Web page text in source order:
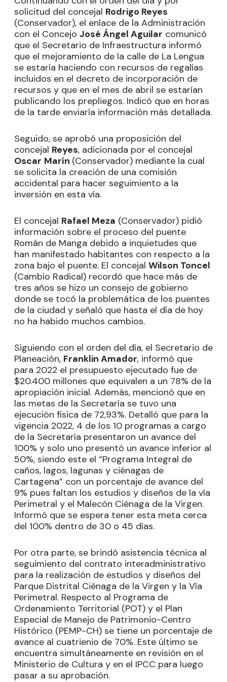
solicitud del concejal Rodrigo Reyes
(Conservador), el enlace de la Administración
con el Concejo José Ángel Aguilar comunicó
que el Secretario de Infraestructura informó
que el mejoramiento de la calle de La Lengua
se estaría haciendo con recursos de regalías
incluidos en el decreto de incorporación de
recursos y que en el mes de abril se estarían
publicando los prepliegos. Indicó que en horas
de la tarde enviaría información más detallada.
Seguido, se aprobó una proposición del
concejal Reyes, adicionada por el concejal
Oscar Marín (Conservador) mediante la cual
se solicita la creación de una comisión
accidental para hacer seguimiento a la
inversión en esta vía.
El concejal Rafael Meza (Conservador) pidió
información sobre el proceso del puente
Román de Manga debido a inquietudes que
han manifestado habitantes con respecto a la
zona bajo el puente. El concejal Wilson Toncel
(Cambio Radical) recordó que hace más de
tres años se hizo un consejo de gobierno
donde se tocó la problemática de los puentes
de la ciudad y señaló que hasta el día de hoy
no ha habido muchos cambios.
Siguiendo con el orden del día, el Secretario de
Planeación, Franklin Amador, informó que
para 2022 el presupuesto ejecutado fue de
$20.400 millones que equivalen a un 78% de la
apropiación inicial. Además, mencionó que en
las metas de la Secretaría se tuvo una
ejecución física de 72,93%. Detalló que para la
vigencia 2022, 4 de los 10 programas a cargo
de la Secretaría presentaron un avance del
100% y solo uno presentó un avance inferior al
50%, siendo este el “Programa Integral de
caños, lagos, lagunas y ciénagas de
Cartagena” con un porcentaje de avance del
9% pues faltan los estudios y diseños de la vía
Perimetral y el Malecón Ciénaga de la Virgen.
Informó que se espera tener esta meta cerca
del 100% dentro de 30 o 45 días.
Por otra parte, se brindó asistencia técnica al
seguimiento del contrato interadministrativo
para la realización de estudios y diseños del
Parque Distrital Ciénaga de la Virgen y la Vía
Perimetral. Respecto al Programa de
Ordenamiento Territorial (POT) y el Plan
Especial de Manejo de Patrimonio-Centro
Histórico (PEMP-CH) se tiene un porcentaje de
avance al cuatrienio de 70%. Este último se
encuentra simultáneamente en revisión en el
Ministerio de Cultura y en el IPCC para luego
pasar a su aprobación.